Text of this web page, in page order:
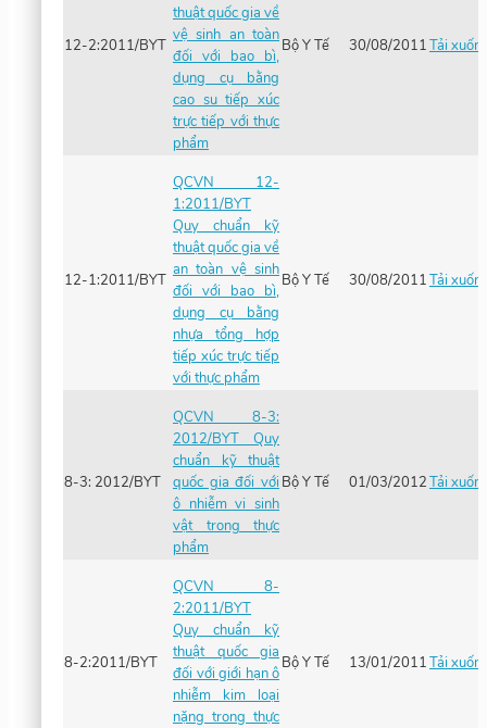
12-2:2011/BYT
thuật quốc gia về
vệ sinh an toàn
đối với bao bì,
dụng cụ bằng
cao su tiếp xúc
trực tiếp với thực
phẩm
Bộ Y Tế 30/08/2011Tải
12-1:2011/BYT
QCVN 12-
1:2011/BYT
Quy chuẩn kỹ
thuật quốc gia về
an toàn vệ sinh
đối với bao bì,
dụng cụ bằng
nhựa tổng hợp
tiếp xúc trực tiếp
với thực phẩm
Bộ Y Tế 30/08/2011Tải
8-3: 2012/BYT
QCVN 8-3:
2012/BYT Quy
chuẩn kỹ thuật
quốc gia đối với
ô nhiễm vi sinh
vật trong thực
phẩm
Bộ Y Tế 01/03/2012Tải
8-2:2011/BYT
QCVN 8-
2:2011/BYT
Quy chuẩn kỹ
thuật quốc gia
đối với giới hạn ô
nhiễm kim loại
nặng trong thực
Bộ Y Tế 13/01/2011Tải